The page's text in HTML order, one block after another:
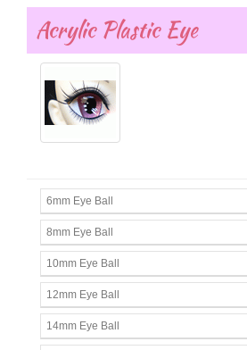
Acrylic Plastic Eye
6mm Eye Ball
8mm Eye Ball
10mm Eye Ball
12mm Eye Ball
14mm Eye Ball